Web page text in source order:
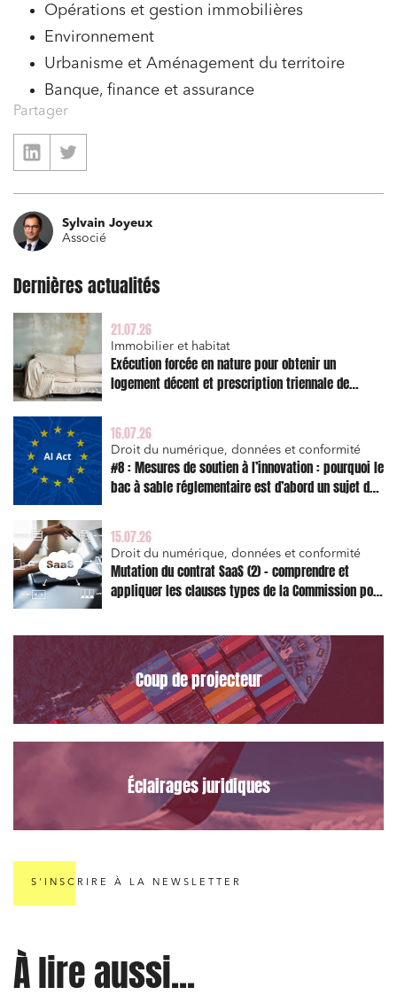
Opérations et gestion immobilières
Environnement
Urbanisme et Aménagement du territoire
Banque, finance et assurance
Partager
Sylvain Joyeux
Associé
Dernières actualités
21.07.26
Immobilier et habitat
Exécution forcée en nature pour obtenir un
logement décent et prescription triennale de
16.07.26
Droit du numérique, données et conformité
#8 : Mesures de soutien à l’innovation : pourquoi le
bac à sable réglementaire est d’abord un sujet de
15.07.26
Droit du numérique, données et conformité
Mutation du contrat SaaS (2) – comprendre et
appliquer les clauses types de la Commission pour
Coup de projecteur
Éclairages juridiques
S'INSCRIRE À LA NEWSLETTER
À lire aussi...
Établissements financiers
Mobilité et transport
Droit du numérique, données et conformité
Commande publique
Projets immobiliers
Urbanisme et aménagement
Banque finance et assurance
Droit des sociétés et Fusions-Acquisitions
J'ai lu et j'accepte lapolitique de confidentialité